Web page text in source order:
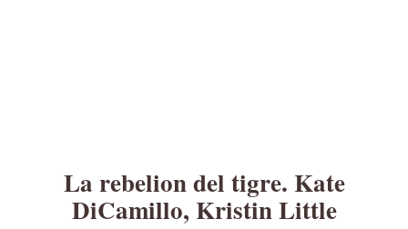
La rebelion del tigre. Kate
DiCamillo, Kristin Little